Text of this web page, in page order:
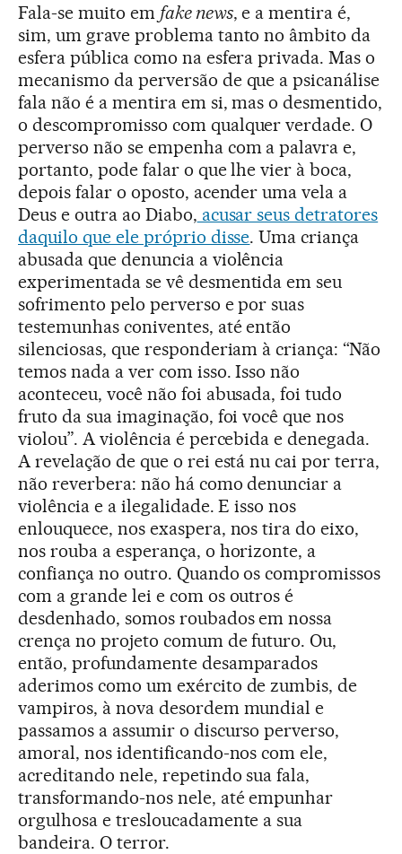
Fala-se muito em fake news, e a mentira é,
sim, um grave problema tanto no âmbito da
esfera pública como na esfera privada. Mas o
mecanismo da perversão de que a psicanálise
fala não é a mentira em si, mas o desmentido,
o descompromisso com qualquer verdade. O
perverso não se empenha com a palavra e,
portanto, pode falar o que lhe vier à boca,
depois falar o oposto, acender uma vela a
Deus e outra ao Diabo, acusar seus detratores
daquilo que ele próprio disse. Uma criança
abusada que denuncia a violência
experimentada se vê desmentida em seu
sofrimento pelo perverso e por suas
testemunhas coniventes, até então
silenciosas, que responderiam à criança: “Não
temos nada a ver com isso. Isso não
aconteceu, você não foi abusada, foi tudo
fruto da sua imaginação, foi você que nos
violou”. A violência é percebida e denegada.
A revelação de que o rei está nu cai por terra,
não reverbera: não há como denunciar a
violência e a ilegalidade. E isso nos
enlouquece, nos exaspera, nos tira do eixo,
nos rouba a esperança, o horizonte, a
confiança no outro. Quando os compromissos
com a grande lei e com os outros é
desdenhado, somos roubados em nossa
crença no projeto comum de futuro. Ou,
então, profundamente desamparados
aderimos como um exército de zumbis, de
vampiros, à nova desordem mundial e
passamos a assumir o discurso perverso,
amoral, nos identificando-nos com ele,
acreditando nele, repetindo sua fala,
transformando-nos nele, até empunhar
orgulhosa e tresloucadamente a sua
bandeira. O terror.